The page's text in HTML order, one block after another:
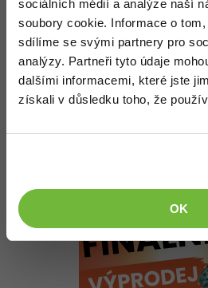
sociálních médií a analýze naší
soubory cookie. Informace o
sdílíme se svými partnery pro
analýzy. Partneři tyto údaje
dalšími informacemi, které jste
získali v důsledku toho, že
OK
-30%
WordPress
SEO -30%
Copywriting -30%
MS Office -80%
Adobe Illustrator -80%
Adobe Lightroom -30%
Adobe XD -15%
Adobe InDesign
Inkscape
Fotografování -80%
Kariéra
Pro firmyOdpovídá na
Michal Haňáček :
Tak, nakonec jsem to vyřešil jinak.
přehazování proměnných mezi
úplně dobře. Čili jsem to nakonec